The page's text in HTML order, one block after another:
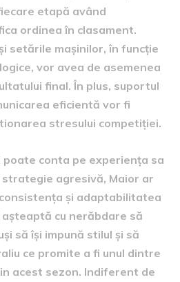
etapă având
ordinea în clasament.
setările mașinilor, în funcție
vor avea de asemenea
final. În plus, suportul
eficientă vor fi
stresului competiției.
conta pe experiența sa
agresivă, Maior ar
și adaptabilitatea
cu nerăbdare să
să își impună stilul și să
ce promite a fi unul dintre
acest sezon. Indiferent de